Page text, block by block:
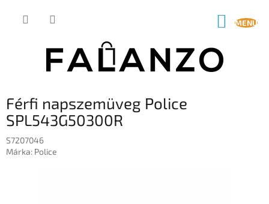
KOSÁR
Férfi napszemüveg Police
SPL543G50300R
S7207046
Márka: Police